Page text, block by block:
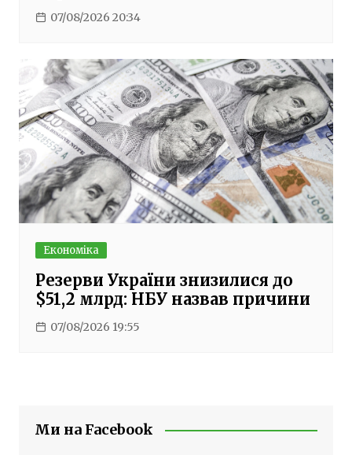
07/08/2026 20:34
Економіка
Резерви України знизилися до
$51,2 млрд: НБУ назвав причини
07/08/2026 19:55
Ми на Facebook